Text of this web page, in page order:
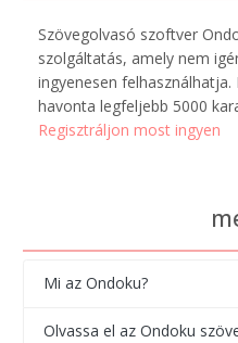
Szövegolvasó szoftver
szolgáltatás, amely nem
ingyenesen
havonta legfeljebb 5000
Regisztráljon most ingyen
Mi az Ondoku?
Olvassa el az Ondoku